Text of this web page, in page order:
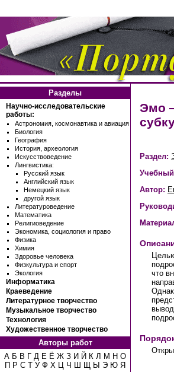
Разделы
Научно-исследовательские
работы:
Астрономия, космонавтика и авиация
Биология
География
История, археология
Искусствоведение
Лингвистика:
Русский язык
Английский язык
Немецкий язык
другой язык
Литературоведение
Математика
Религиоведение
Экономика, социология и право
Физика
Химия
Здоровье человека
Физкультура и спорт
Экология
Информатика
Краеведение
Литературное творчество
Музыкальное творчество
Технология
Художественное творчество
Авторы работ
А Б В Г Д Е Ё Ж З И Й К Л М Н О
П Р С Т У Ф Х Ц Ч Ш Щ Ы Э Ю Я
Эмо
Раздел:
Учебный
Автор:
что